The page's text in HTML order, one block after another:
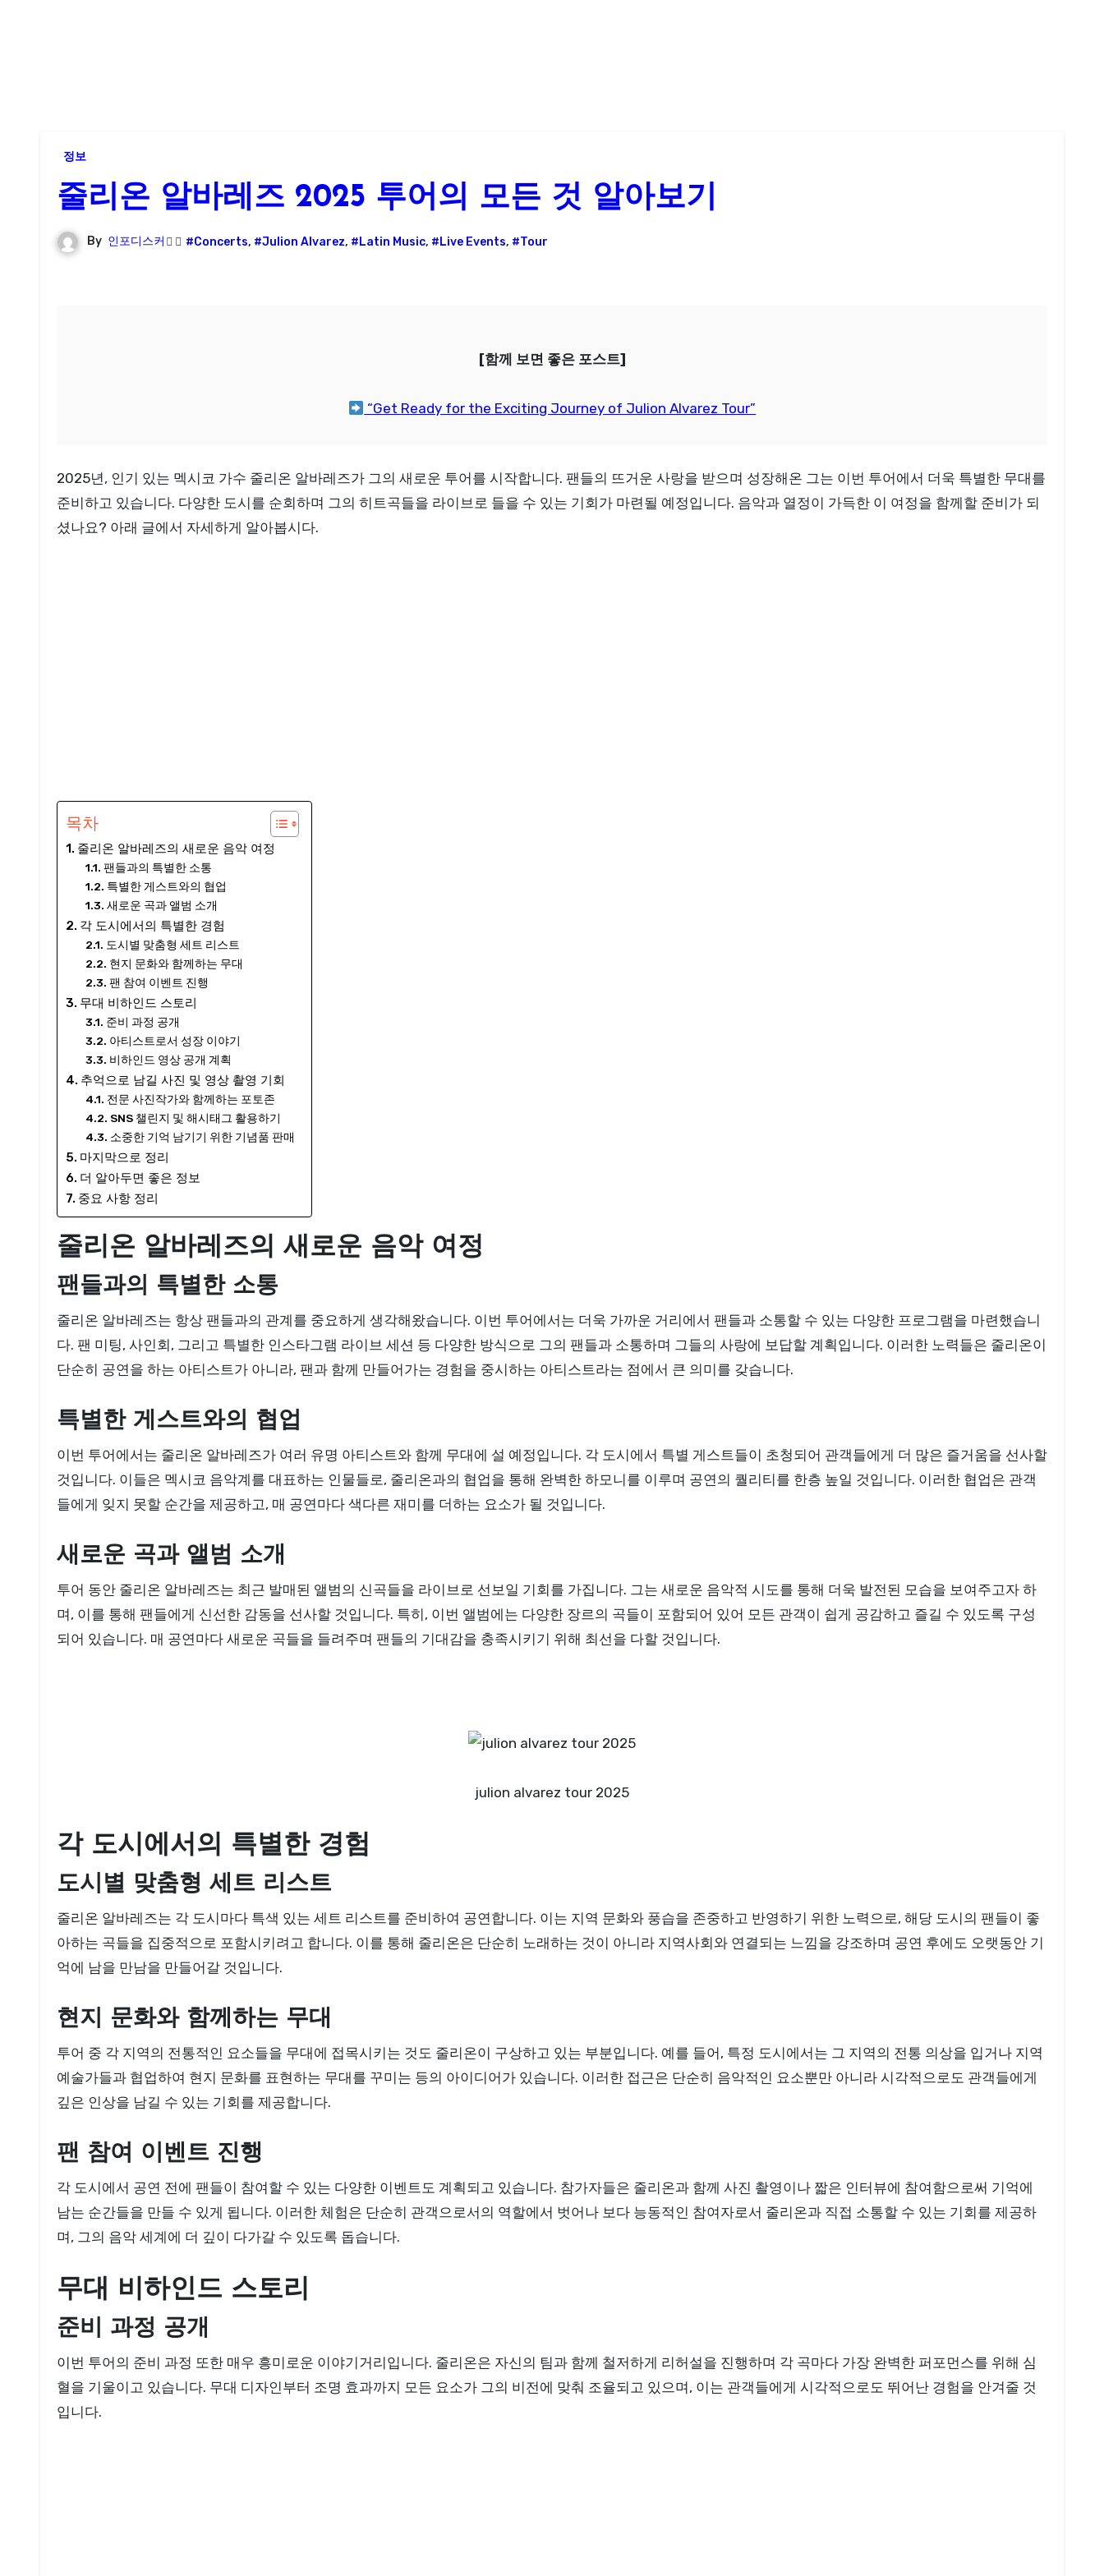
정보
줄리온 알바레즈 2025 투어의 모든 것 알아보기
By 인포디스커 #Concerts, #Julion Alvarez, #Latin Music, #Live Events, #Tour
[함께 보면 좋은 포스트]
“Get Ready for the Exciting Journey of Julion Alvarez Tour”
2025년, 인기 있는 멕시코 가수 줄리온 알바레즈가 그의 새로운 투어를 시작합니다. 팬들의 뜨거운 사랑을 받으며 성장해온 그는 이번 투어에서 더욱 특별한 무대를
준비하고 있습니다. 다양한 도시를 순회하며 그의 히트곡들을 라이브로 들을 수 있는 기회가 마련될 예정입니다. 음악과 열정이 가득한 이 여정을 함께할 준비가 되
셨나요? 아래 글에서 자세하게 알아봅시다.
목차
줄리온 알바레즈의 새로운 음악 여정
팬들과의 특별한 소통
특별한 게스트와의 협업
새로운 곡과 앨범 소개
각 도시에서의 특별한 경험
도시별 맞춤형 세트 리스트
현지 문화와 함께하는 무대
팬 참여 이벤트 진행
무대 비하인드 스토리
준비 과정 공개
아티스트로서 성장 이야기
비하인드 영상 공개 계획
추억으로 남길 사진 및 영상 촬영 기회
전문 사진작가와 함께하는 포토존
SNS 챌린지 및 해시태그 활용하기
소중한 기억 남기기 위한 기념품 판매
마지막으로 정리
더 알아두면 좋은 정보
중요 사항 정리
줄리온 알바레즈의 새로운 음악 여정
팬들과의 특별한 소통
줄리온 알바레즈는 항상 팬들과의 관계를 중요하게 생각해왔습니다. 이번 투어에서는 더욱 가까운 거리에서 팬들과 소통할 수 있는 다양한 프로그램을 마련했습니
다. 팬 미팅, 사인회, 그리고 특별한 인스타그램 라이브 세션 등 다양한 방식으로 그의 팬들과 소통하며 그들의 사랑에 보답할 계획입니다. 이러한 노력들은 줄리온이
단순히 공연을 하는 아티스트가 아니라, 팬과 함께 만들어가는 경험을 중시하는 아티스트라는 점에서 큰 의미를 갖습니다.
특별한 게스트와의 협업
이번 투어에서는 줄리온 알바레즈가 여러 유명 아티스트와 함께 무대에 설 예정입니다. 각 도시에서 특별 게스트들이 초청되어 관객들에게 더 많은 즐거움을 선사할
것입니다. 이들은 멕시코 음악계를 대표하는 인물들로, 줄리온과의 협업을 통해 완벽한 하모니를 이루며 공연의 퀄리티를 한층 높일 것입니다. 이러한 협업은 관객
들에게 잊지 못할 순간을 제공하고, 매 공연마다 색다른 재미를 더하는 요소가 될 것입니다.
새로운 곡과 앨범 소개
투어 동안 줄리온 알바레즈는 최근 발매된 앨범의 신곡들을 라이브로 선보일 기회를 가집니다. 그는 새로운 음악적 시도를 통해 더욱 발전된 모습을 보여주고자 하
며, 이를 통해 팬들에게 신선한 감동을 선사할 것입니다. 특히, 이번 앨범에는 다양한 장르의 곡들이 포함되어 있어 모든 관객이 쉽게 공감하고 즐길 수 있도록 구성
되어 있습니다. 매 공연마다 새로운 곡들을 들려주며 팬들의 기대감을 충족시키기 위해 최선을 다할 것입니다.
julion alvarez tour 2025
각 도시에서의 특별한 경험
도시별 맞춤형 세트 리스트
줄리온 알바레즈는 각 도시마다 특색 있는 세트 리스트를 준비하여 공연합니다. 이는 지역 문화와 풍습을 존중하고 반영하기 위한 노력으로, 해당 도시의 팬들이 좋
아하는 곡들을 집중적으로 포함시키려고 합니다. 이를 통해 줄리온은 단순히 노래하는 것이 아니라 지역사회와 연결되는 느낌을 강조하며 공연 후에도 오랫동안 기
억에 남을 만남을 만들어갈 것입니다.
현지 문화와 함께하는 무대
투어 중 각 지역의 전통적인 요소들을 무대에 접목시키는 것도 줄리온이 구상하고 있는 부분입니다. 예를 들어, 특정 도시에서는 그 지역의 전통 의상을 입거나 지역
예술가들과 협업하여 현지 문화를 표현하는 무대를 꾸미는 등의 아이디어가 있습니다. 이러한 접근은 단순히 음악적인 요소뿐만 아니라 시각적으로도 관객들에게
깊은 인상을 남길 수 있는 기회를 제공합니다.
팬 참여 이벤트 진행
각 도시에서 공연 전에 팬들이 참여할 수 있는 다양한 이벤트도 계획되고 있습니다. 참가자들은 줄리온과 함께 사진 촬영이나 짧은 인터뷰에 참여함으로써 기억에
남는 순간들을 만들 수 있게 됩니다. 이러한 체험은 단순히 관객으로서의 역할에서 벗어나 보다 능동적인 참여자로서 줄리온과 직접 소통할 수 있는 기회를 제공하
며, 그의 음악 세계에 더 깊이 다가갈 수 있도록 돕습니다.
무대 비하인드 스토리
준비 과정 공개
이번 투어의 준비 과정 또한 매우 흥미로운 이야기거리입니다. 줄리온은 자신의 팀과 함께 철저하게 리허설을 진행하며 각 곡마다 가장 완벽한 퍼포먼스를 위해 심
혈을 기울이고 있습니다. 무대 디자인부터 조명 효과까지 모든 요소가 그의 비전에 맞춰 조율되고 있으며, 이는 관객들에게 시각적으로도 뛰어난 경험을 안겨줄 것
입니다.